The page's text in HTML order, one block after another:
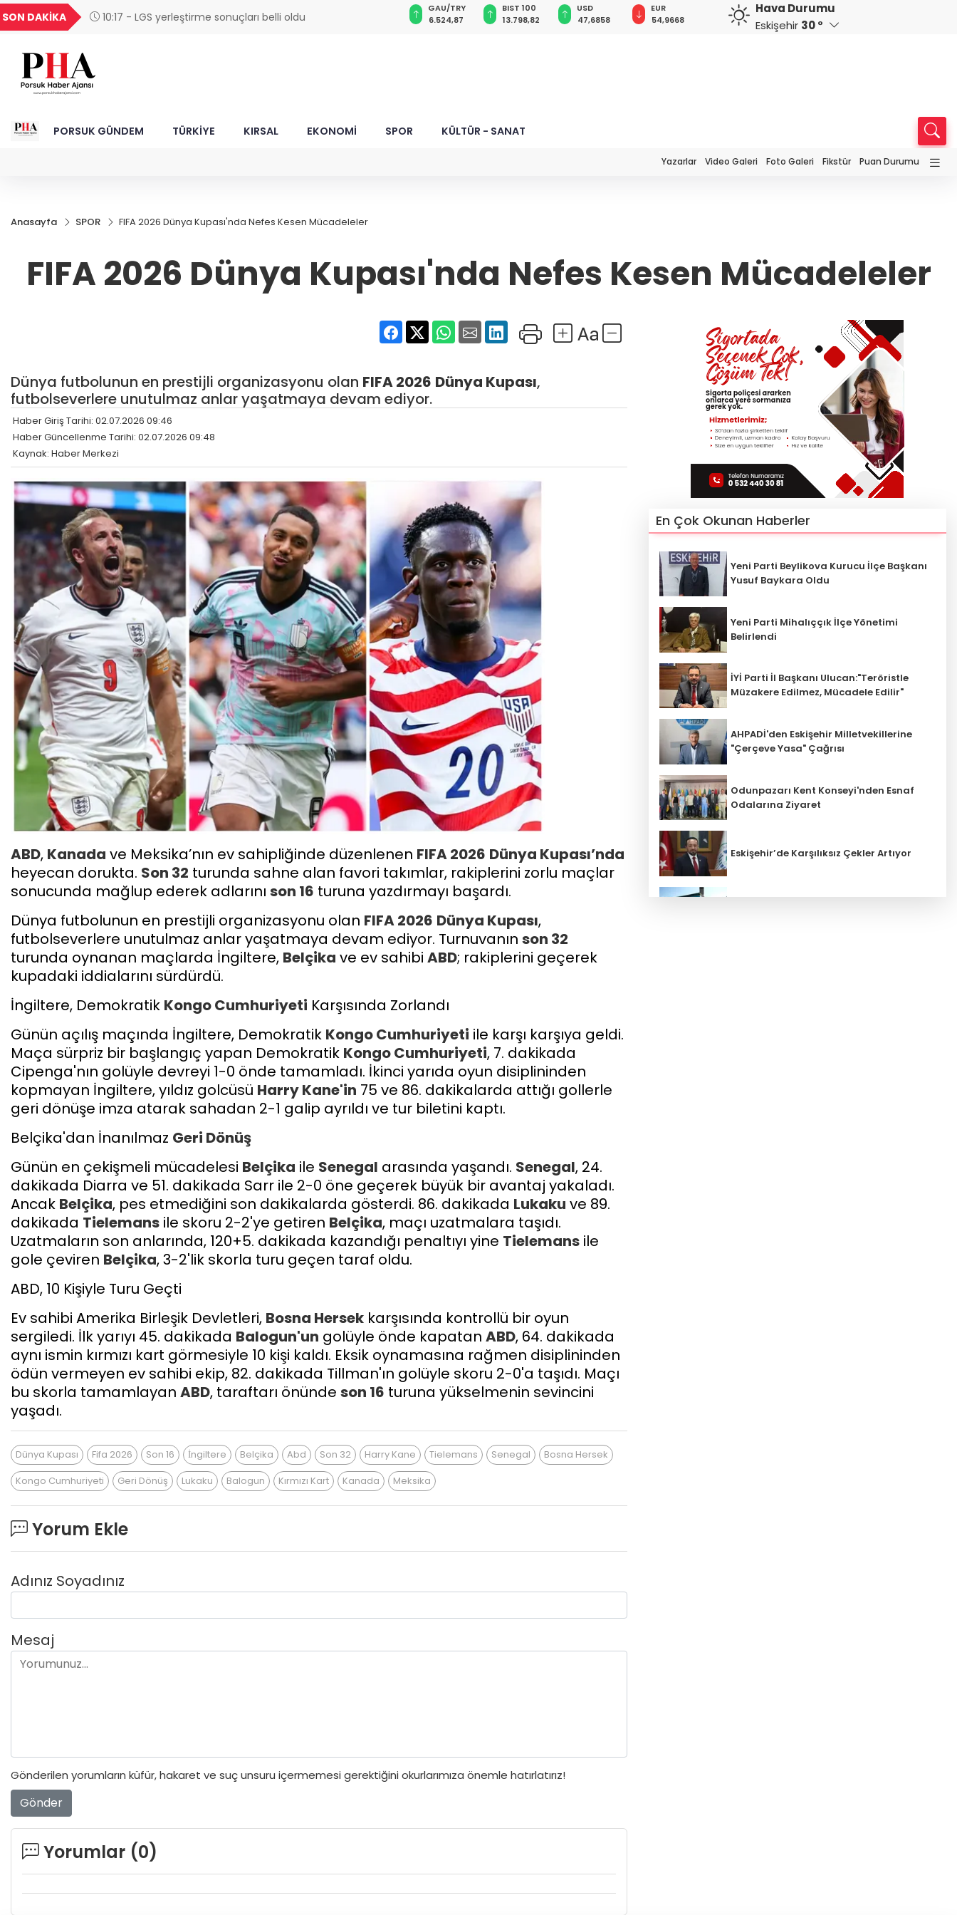
SON DAKİKA 10:17 - LGS yerleştirme sonuçları belli oldu
UYU
1,1821
18,2355
16,2307
27,9743
GAU/TRY
6.524,87
BIST 100
13.798,82
USD
47,6858
EUR
54,9668
GBP
64,1876
CHF
58,6686
Hava Durumu
Eskişehir 30 °
PORSUK GÜNDEM TÜRKİYE KIRSAL EKONOMİ SPOR KÜLTÜR - SANAT
Yazarlar Video Galeri Foto Galeri Fikstür Puan Durumu
Anasayfa SPOR FIFA 2026 Dünya Kupası'nda Nefes Kesen Mücadeleler
FIFA 2026 Dünya Kupası'nda Nefes Kesen Mücadeleler
Dünya futbolunun en prestijli organizasyonu olan FIFA 2026 Dünya Kupası,
futbolseverlere unutulmaz anlar yaşatmaya devam ediyor.
Haber Giriş Tarihi: 02.07.2026 09:46
Haber Güncellenme Tarihi: 02.07.2026 09:48
Kaynak: Haber Merkezi
ABD, Kanada ve Meksika’nın ev sahipliğinde düzenlenen FIFA 2026 Dünya Kupası’nda
heyecan dorukta. Son 32 turunda sahne alan favori takımlar, rakiplerini zorlu maçlar
sonucunda mağlup ederek adlarını son 16 turuna yazdırmayı başardı.
​Dünya futbolunun en prestijli organizasyonu olan FIFA 2026 Dünya Kupası,
futbolseverlere unutulmaz anlar yaşatmaya devam ediyor. Turnuvanın son 32
turunda oynanan maçlarda İngiltere, Belçika ve ev sahibi ABD; rakiplerini geçerek
kupadaki iddialarını sürdürdü.
​İngiltere, Demokratik Kongo Cumhuriyeti Karşısında Zorlandı
​Günün açılış maçında İngiltere, Demokratik Kongo Cumhuriyeti ile karşı karşıya geldi.
Maça sürpriz bir başlangıç yapan Demokratik Kongo Cumhuriyeti, 7. dakikada
Cipenga'nın golüyle devreyi 1-0 önde tamamladı. İkinci yarıda oyun disiplininden
kopmayan İngiltere, yıldız golcüsü Harry Kane'in 75 ve 86. dakikalarda attığı gollerle
geri dönüşe imza atarak sahadan 2-1 galip ayrıldı ve tur biletini kaptı.
​Belçika'dan İnanılmaz Geri Dönüş
​Günün en çekişmeli mücadelesi Belçika ile Senegal arasında yaşandı. Senegal, 24.
dakikada Diarra ve 51. dakikada Sarr ile 2-0 öne geçerek büyük bir avantaj yakaladı.
Ancak Belçika, pes etmediğini son dakikalarda gösterdi. 86. dakikada Lukaku ve 89.
dakikada Tielemans ile skoru 2-2'ye getiren Belçika, maçı uzatmalara taşıdı.
Uzatmaların son anlarında, 120+5. dakikada kazandığı penaltıyı yine Tielemans ile
gole çeviren Belçika, 3-2'lik skorla turu geçen taraf oldu.
​ABD, 10 Kişiyle Turu Geçti
​Ev sahibi Amerika Birleşik Devletleri, Bosna Hersek karşısında kontrollü bir oyun
sergiledi. İlk yarıyı 45. dakikada Balogun'un golüyle önde kapatan ABD, 64. dakikada
aynı ismin kırmızı kart görmesiyle 10 kişi kaldı. Eksik oynamasına rağmen disiplininden
ödün vermeyen ev sahibi ekip, 82. dakikada Tillman'ın golüyle skoru 2-0'a taşıdı. Maçı
bu skorla tamamlayan ABD, taraftarı önünde son 16 turuna yükselmenin sevincini
yaşadı.
Dünya Kupası Fifa 2026 Son 16 İngiltere Belçika Abd Son 32 Harry Kane Tielemans Senegal
Bosna Hersek
Kongo Cumhuriyeti
Geri Dönüş Lukaku Balogun Kırmızı Kart Kanada Meksika
Yorum Ekle
Adınız Soyadınız
Mesaj
Gönderilen yorumların küfür, hakaret ve suç unsuru içermemesi gerektiğini okurlarımıza önemle hatırlatırız!
Gönder
Yorumlar (0)
En Çok Okunan Haberler
Yeni Parti Beylikova Kurucu İlçe Başkanı
Yusuf Baykara Oldu
Yeni Parti Mihalıççık İlçe Yönetimi
Belirlendi
İYİ Parti İl Başkanı Ulucan:"Teröristle
Müzakere Edilmez, Mücadele Edilir"
AHPADİ'den Eskişehir Milletvekillerine
"Çerçeve Yasa" Çağrısı
Odunpazarı Kent Konseyi'nden Esnaf
Odalarına Ziyaret
Eskişehir’de Karşılıksız Çekler Artıyor